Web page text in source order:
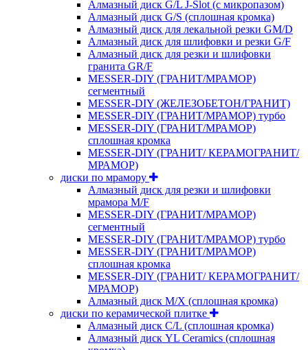
Алмазный диск G/L J-Slot (с микропазом)
Алмазный диск G/S (сплошная кромка)
Алмазный диск для лекальной резки GM/D
Алмазный диск для шлифовки и резки G/F
Алмазный диск для резки и шлифовки
гранита GR/F
MESSER-DIY (ГРАНИТ/МРАМОР)
сегментный
MESSER-DIY (ЖЕЛЕЗОБЕТОН/ГРАНИТ)
MESSER-DIY (ГРАНИТ/МРАМОР) турбо
MESSER-DIY (ГРАНИТ/МРАМОР)
сплошная кромка
MESSER-DIY (ГРАНИТ/ КЕРАМОГРАНИТ/
МРАМОР)
диски по мрамору
Алмазный диск для резки и шлифовки
мрамора M/F
MESSER-DIY (ГРАНИТ/МРАМОР)
сегментный
MESSER-DIY (ГРАНИТ/МРАМОР) турбо
MESSER-DIY (ГРАНИТ/МРАМОР)
сплошная кромка
MESSER-DIY (ГРАНИТ/ КЕРАМОГРАНИТ/
МРАМОР)
Алмазный диск M/X (сплошная кромка)
диски по керамической плитке
Алмазный диск C/L (сплошная кромка)
Алмазный диск YL Ceramics (сплошная